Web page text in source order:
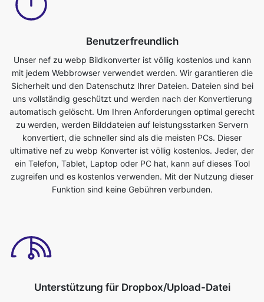
Unser nef zu webp Bildkonverter ist völlig kostenlos und kann
mit jedem Webbrowser verwendet werden. Wir garantieren die
Sicherheit und den Datenschutz Ihrer Dateien. Dateien sind bei
uns vollständig geschützt und werden nach der Konvertierung
automatisch gelöscht. Um Ihren Anforderungen optimal gerecht
zu werden, werden Bilddateien auf leistungsstarken Servern
konvertiert, die schneller sind als die meisten PCs. Dieser
ultimative nef zu webp Konverter ist völlig kostenlos. Jeder, der
ein Telefon, Tablet, Laptop oder PC hat, kann auf dieses Tool
zugreifen und es kostenlos verwenden. Mit der Nutzung dieser
Funktion sind keine Gebühren verbunden.
Unterstützung für Dropbox/Upload-Datei
Sie können entweder Bilddateien hochladen oder Dateien für
können dies tun, indem Sie einfach die Datei auf Ihrem Gerät
auswählen, die Sie in ein anderes Format konvertieren möchten.